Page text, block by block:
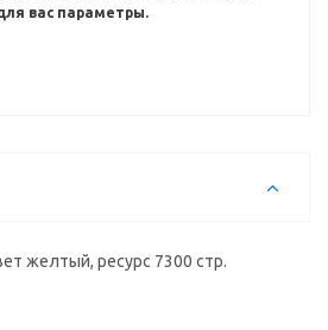
вас параметры.
желтый, ресурс 7300 стр.